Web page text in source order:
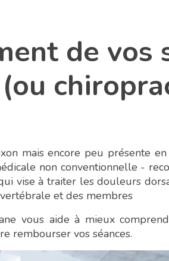
de vos
mais encore peu présente en
non conventionnelle -
vise à traiter les douleurs
et des membres
vous aide à mieux
rembourser vos séances.